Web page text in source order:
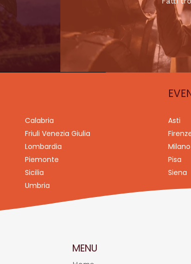
Calabria
Friuli Venezia Giulia
Lombardia
Piemonte
Sicilia
Umbria
Asti
Milano
Pisa
Siena
MENU